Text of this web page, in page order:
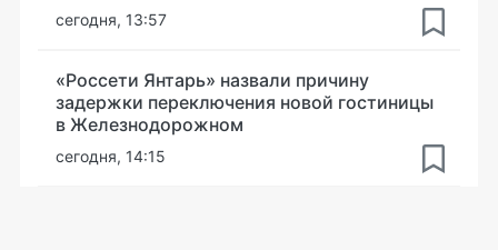
сегодня, 13:57
«Россети Янтарь» назвали причину
задержки переключения новой гостиницы
в Железнодорожном
сегодня, 14:15